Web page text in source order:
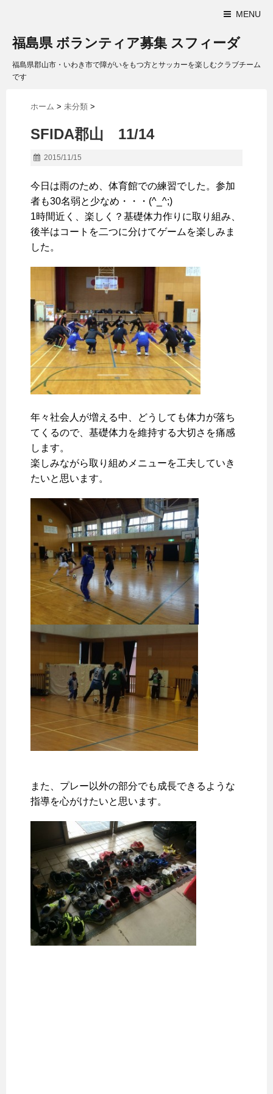
MENU
福島県 ボランティア募集 スフィーダ
福島県郡山市・いわき市で障がいをもつ方とサッカーを楽しむクラブチーム
です
ホーム > 未分類 >
SFIDA郡山 11/14
2015/11/15
今日は雨のため、体育館での練習でした。参加
者も30名弱と少なめ・・・(^_^;)
1時間近く、楽しく？基礎体力作りに取り組み、
後半はコートを二つに分けてゲームを楽しみま
した。
年々社会人が増える中、どうしても体力が落ち
てくるので、基礎体力を維持する大切さを痛感
します。
楽しみながら取り組めメニューを工夫していき
たいと思います。
また、プレー以外の部分でも成長できるような
指導を心がけたいと思います。